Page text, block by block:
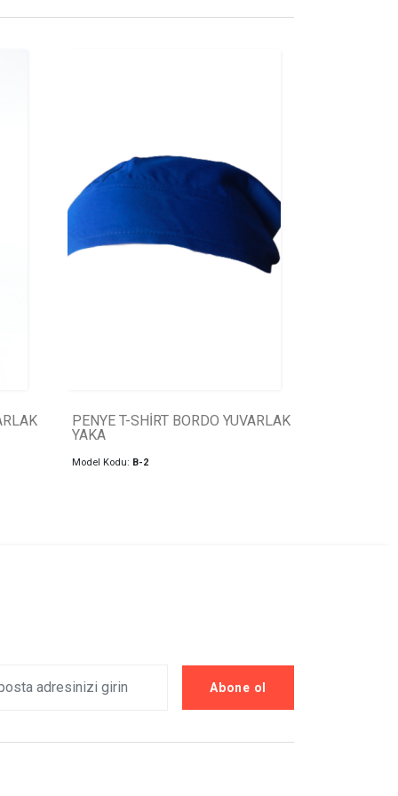
PENYE T-SHİRT BORDO YUVARLAK
YAKA
Model Kodu: B-2
Abone ol